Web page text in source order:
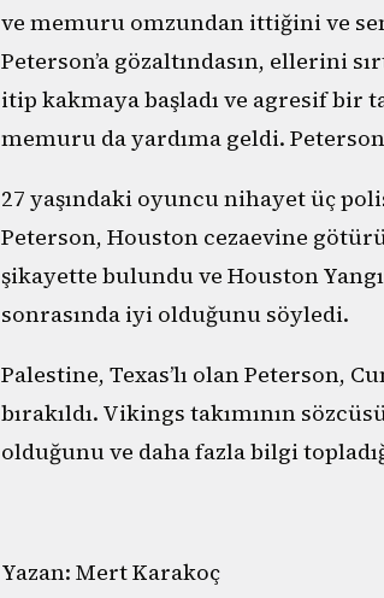
ve memuru omzundan ittiğini ve
Peterson’a gözaltındasın, ellerini
itip kakmaya başladı ve agresif bir
memuru da yardıma geldi.
27 yaşındaki oyuncu nihayet üç
Peterson, Houston cezaevine
şikayette bulundu ve Houston
sonrasında iyi olduğunu söyledi.
Palestine, Texas’lı olan Peterson,
bırakıldı. Vikings takımının
olduğunu ve daha fazla bilgi
Yazan: Mert Karakoç